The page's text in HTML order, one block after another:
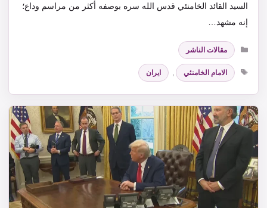
السيد القائد الخامنئي قدس الله سره بوصفه أكثر من مراسم وداع؛
إنه مشهد…
التصنيفات
مقالات الناشر
الوسوم
الامام الخامنئي ايران